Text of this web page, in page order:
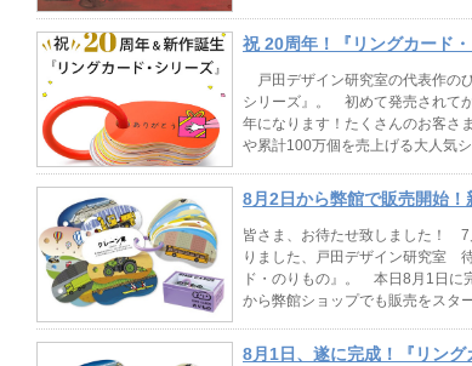
祝 20周年！『リングカード
戸田デザイン研究室の代表作の
シリーズ』。 初めて発売されて
年になります！たくさんのお客さ
や累計100万個を売上げる大人気
8月2日から弊館で販売開始
のりもの』
皆さま、お待たせ致しました！ 7
りました、戸田デザイン研究室
ド・のりもの』。 本日8月1日に
から弊館ショップでも販売をス
8月1日、遂に完成！『リン